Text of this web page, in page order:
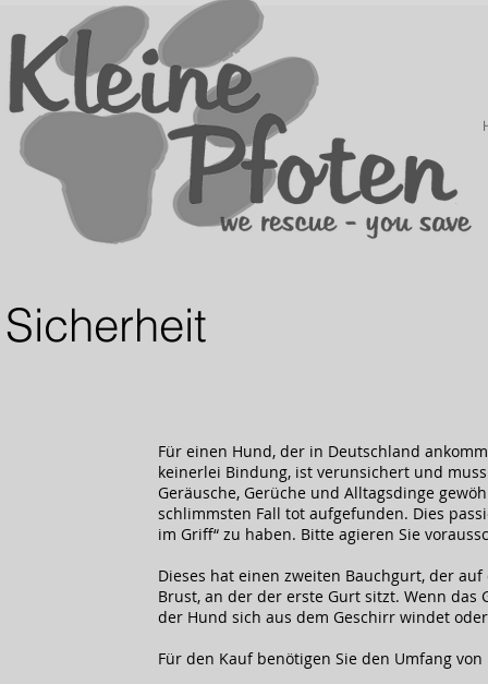
Sicherheit
Für einen Hund, der in Deutschland
keinerlei Bindung, ist verunsichert und
Geräusche, Gerüche und Alltagsdinge
schlimmsten Fall tot aufgefunden. Dies
im Griff“ zu haben. Bitte agieren Sie
Dieses hat einen zweiten Bauchgurt, der
Brust, an der der erste Gurt sitzt. Wenn
der Hund sich aus dem Geschirr windet
Für den Kauf benötigen Sie den Umfang